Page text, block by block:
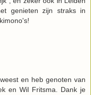
genieten zijn straks in
en heb genoten van
en Wil Fritsma. Dank je